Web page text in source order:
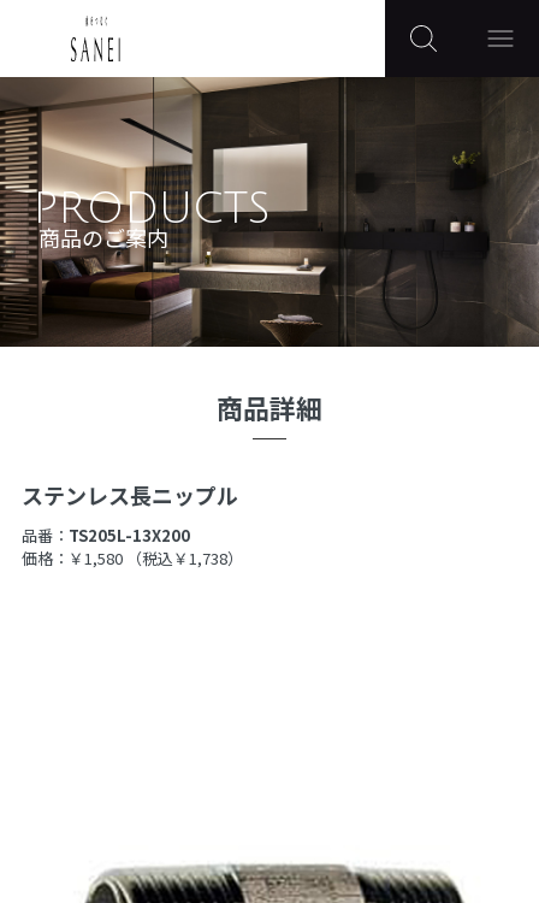
PRODUCTS
商品のご案内
商品詳細
ステンレス長ニップル
品番： TS205L-13X200
価格：￥1,580
（税込￥1,738）